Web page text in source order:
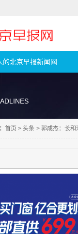
的北京早报新闻网
首页 > 头条 > 郭成杰：长和